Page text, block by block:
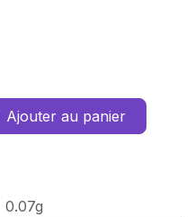
Ajouter au panier
0.07g